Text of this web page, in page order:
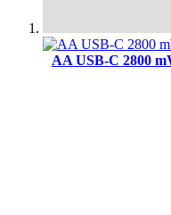
AA USB-C 2800